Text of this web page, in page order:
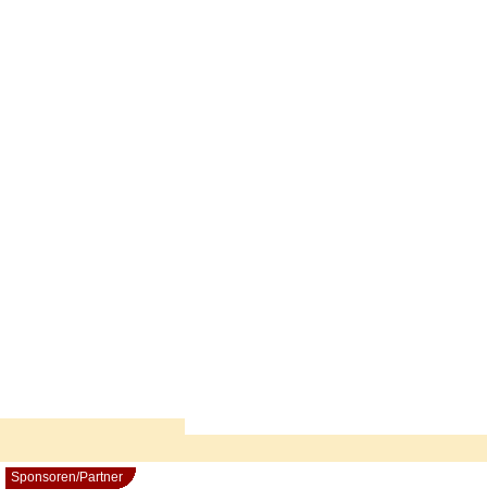
Sponsoren/Partner